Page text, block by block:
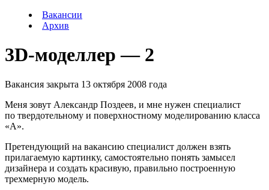
Вакансии
Архив
3D-моделлер — 2
Вакансия закрыта 13 октября 2008 года
Меня зовут Александр Поздеев, и мне нужен специалист
по твердотельному и поверхностному моделированию класса
«А».
Претендующий на вакансию специалист должен взять
прилагаемую картинку, самостоятельно понять замысел
дизайнера и создать красивую, правильно построенную
трехмерную модель.